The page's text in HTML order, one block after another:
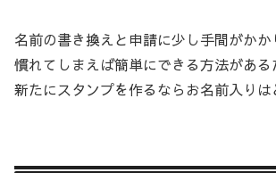
名前の書き換えと申請に少し手間がかか
慣れてしまえば簡単にできる方法がある
新たにスタンプを作るならお名前入りは